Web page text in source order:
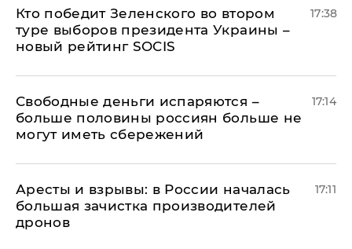
Кто победит Зеленского во втором
туре выборов президента Украины –
новый рейтинг SOCIS
17:38
Свободные деньги испаряются –
больше половины россиян больше не
могут иметь сбережений
17:14
Аресты и взрывы: в России началась
большая зачистка производителей
дронов
17:11